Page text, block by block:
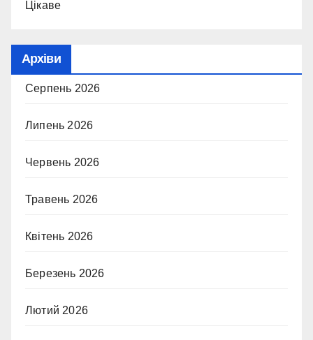
Цікаве
Архіви
Серпень 2026
Липень 2026
Червень 2026
Травень 2026
Квітень 2026
Березень 2026
Лютий 2026